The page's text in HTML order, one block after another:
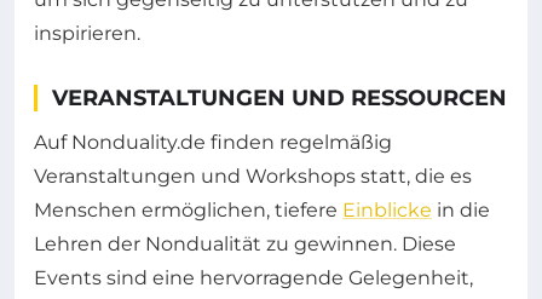
inspirieren.
VERANSTALTUNGEN UND RESSOURCEN
Auf Nonduality.de finden regelmäßig
Veranstaltungen und Workshops statt, die es
Menschen ermöglichen, tiefere Einblicke in die
Lehren der Nondualität zu gewinnen. Diese
Events sind eine hervorragende Gelegenheit,